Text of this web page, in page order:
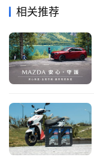
古
買
車
幫
忙
跨
和泰汽車參與校園
2026年暑期實習生
更多實習計畫
募官網：
https://
相关推荐